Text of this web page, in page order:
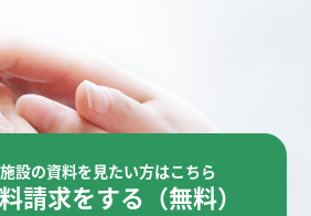
施設の資料を見たい方はこちら
請求をする（無料）